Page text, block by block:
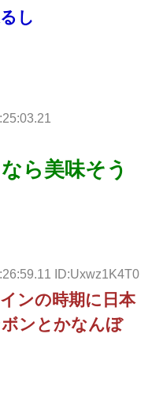
し
ら美味そう
ID:Uxwz1K4T0
ンの時期に日本
ンとかなんぼ